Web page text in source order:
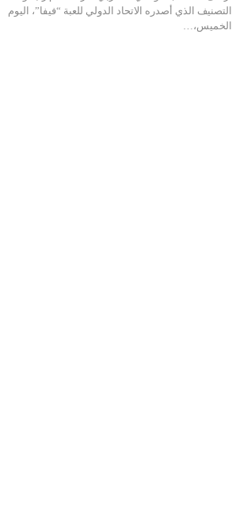
التصنيف الذي أصدره الاتحاد الدولي للعبة “فيفا”، اليوم
الخميس،…